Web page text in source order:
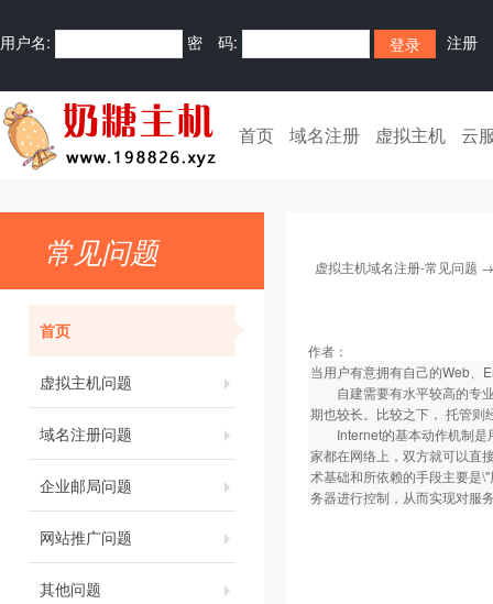
用户名: 密 码: 注册
首页 域名注册 虚拟主机 云
常见问题
首页
虚拟主机问题
域名注册问题
企业邮局问题
网站推广问题
其他问题
虚拟主机域名注册-常见问题
作者：
当用户有意拥有自己的Web、
自建需要有水平较高的专业
期也较长。比较之下， 托管则
Internet的基本动作机制是
家都在网络上，双方就可以直
术基础和所依赖的手段主要是
务器进行控制，从而实现对服